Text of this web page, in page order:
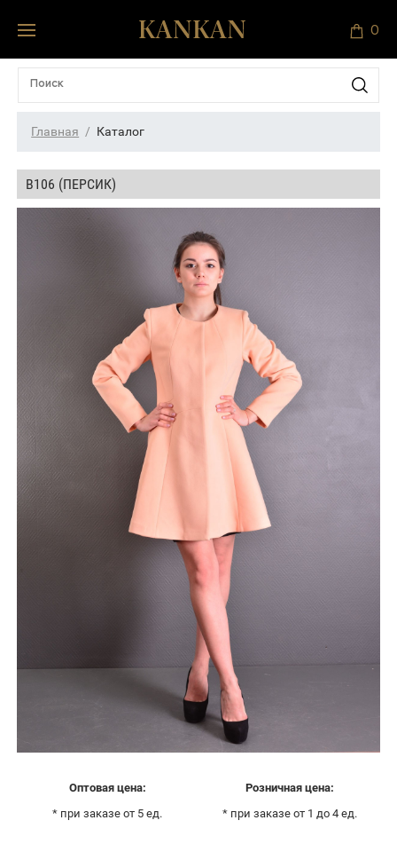
0
Главная Каталог
В106 (ПЕРСИК)
Оптовая цена:
* при заказе от 5 ед.
Розничная цена:
* при заказе от 1 до 4 ед.